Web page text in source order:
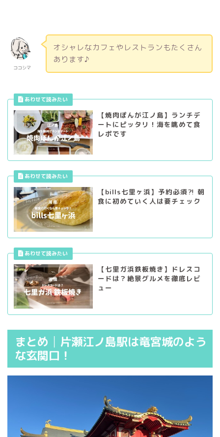
ココシマ
オシャレなカフェやレストランもたくさん
あります♪
【焼肉ぽんが江ノ島】ランチデ
ートにピッタリ！海を眺めて食
レポです
【bills七里ヶ浜】予約必須⁈ 朝
食に初めていく人は要チェック
【七里ガ浜鉄板焼き】ドレスコ
ードは？絶景グルメを徹底レビ
ュー
まとめ│片瀬江ノ島駅は竜宮城のよう
な玄関口！